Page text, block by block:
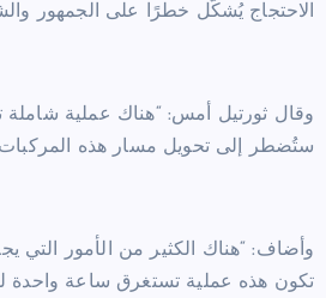
الاحتجاج يُشكّل خطرًا على الجمهور
وقال ثورتيل أمس: “هناك عملية
ستُضطر إلى تحويل مسار هذه
وأضاف: “هناك الكثير من الأمور التي
تكون هذه عملية تستغرق ساعة واحدة